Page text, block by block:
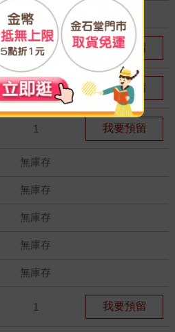
無庫存
1 我要預留
1 我要預留
1 我要預留
無庫存
無庫存
無庫存
無庫存
無庫存
1 我要預留